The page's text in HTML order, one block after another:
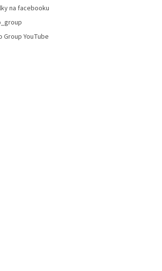
na facebooku
Group YouTube